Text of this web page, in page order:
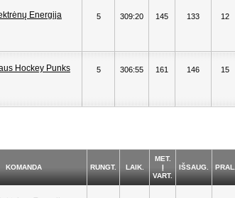
5 309:20 145 133 12
5 306:55 161 146 15
KOMANDA RUNGT. LAIK.
MET.
Į
VART.
IŠSAUG. PRAL.